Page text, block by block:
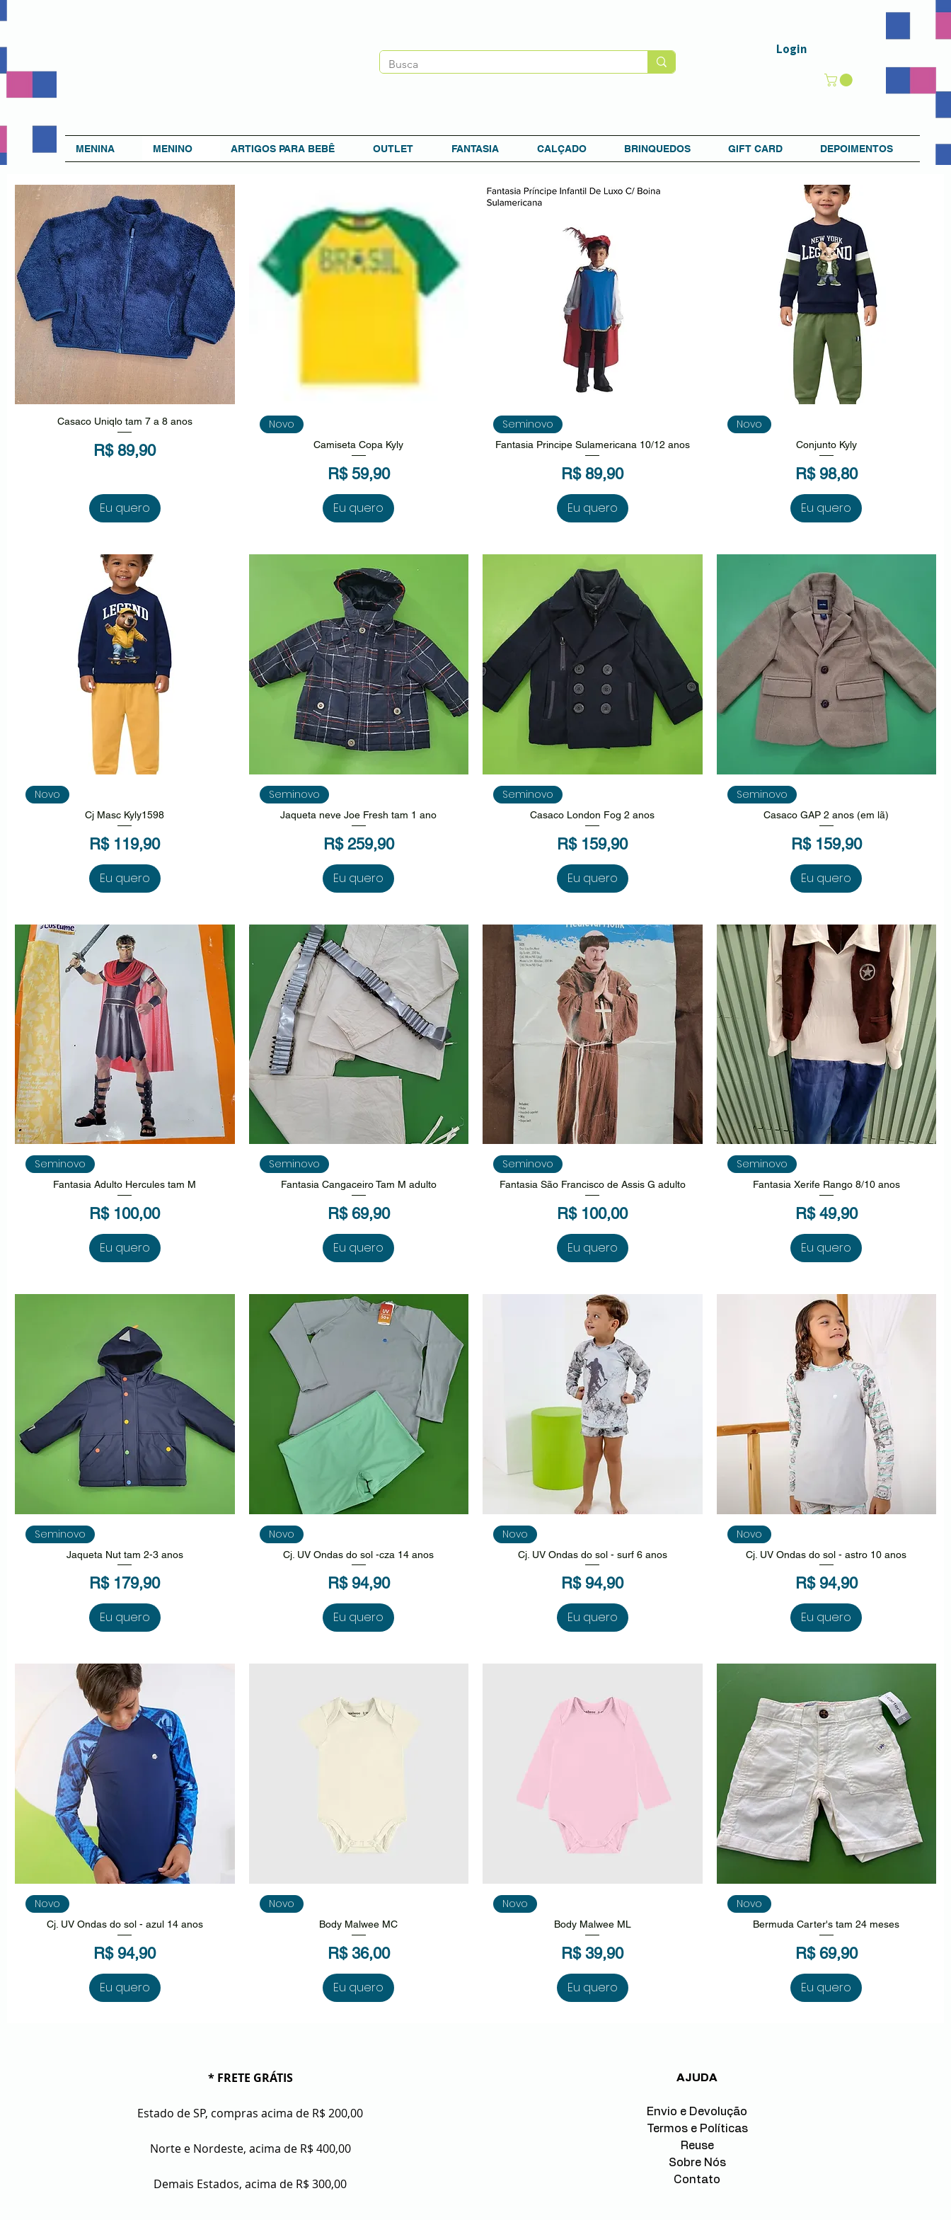
Login
MENINA MENINO ARTIGOS PARA BEBÊ OUTLET FANTASIA CALÇADO BRINQUEDOS GIFT CARD DEPOIMENTOS
Visualização rápida
Casaco Uniqlo tam 7 a 8 anos
Preço
R$ 89,90
Eu quero
Novo
Camiseta Copa Kyly
Preço
R$ 59,90
Eu quero
Visualização rápida
Seminovo
Fantasia Principe Sulamericana 10/12 anos
Preço
R$ 89,90
Eu quero
Novo
Conjunto Kyly
Preço
R$ 98,80
Eu quero
Novo
Cj Masc Kyly1598
Preço
R$ 119,90
Eu quero
Visualização rápida
Seminovo
Jaqueta neve Joe Fresh tam 1 ano
Preço
R$ 259,90
Eu quero
Visualização rápida
Seminovo
Casaco London Fog 2 anos
Preço
R$ 159,90
Eu quero
Visualização rápida
Seminovo
Casaco GAP 2 anos (em lã)
Preço
R$ 159,90
Eu quero
Visualização rápida
Seminovo
Fantasia Adulto Hercules tam M
Preço
R$ 100,00
Eu quero
Visualização rápida
Seminovo
Fantasia Cangaceiro Tam M adulto
Preço
R$ 69,90
Eu quero
Visualização rápida
Seminovo
Fantasia São Francisco de Assis G adulto
Preço
R$ 100,00
Eu quero
Visualização rápida
Seminovo
Fantasia Xerife Rango 8/10 anos
Preço
R$ 49,90
Eu quero
Visualização rápida
Seminovo
Jaqueta Nut tam 2-3 anos
Preço
R$ 179,90
Eu quero
Novo
Cj. UV Ondas do sol -cza 14 anos
Preço
R$ 94,90
Eu quero
Novo
Cj. UV Ondas do sol - surf 6 anos
Preço
R$ 94,90
Eu quero
Novo
Cj. UV Ondas do sol - astro 10 anos
Preço
R$ 94,90
Eu quero
Novo
Cj. UV Ondas do sol - azul 14 anos
Preço
R$ 94,90
Eu quero
Novo
Body Malwee MC
Preço
R$ 36,00
Eu quero
Novo
Body Malwee ML
Preço
R$ 39,90
Eu quero
Novo
Bermuda Carter's tam 24 meses
Preço
R$ 69,90
Eu quero
* FRETE GRÁTIS
Estado de SP, compras acima de R$ 200,00
Norte e Nordeste, acima de R$ 400,00
Demais Estados, acima de R$ 300,00
AJUDA
Envio e Devolução
Termos e Políticas
Reuse
Sobre Nós
Contato